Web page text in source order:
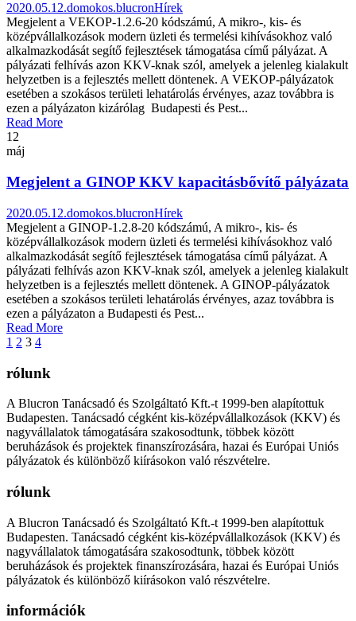
2020.05.12.domokos.blucronHírek
Megjelent a VEKOP-1.2.6-20 kódszámú, A mikro-, kis- és
középvállalkozások modern üzleti és termelési kihívásokhoz való
alkalmazkodását segítő fejlesztések támogatása című pályázat. A
pályázati felhívás azon KKV-knak szól, amelyek a jelenleg kialakult
helyzetben is a fejlesztés mellett döntenek. A VEKOP-pályázatok
esetében a szokásos területi lehatárolás érvényes, azaz továbbra is
ezen a pályázaton kizárólag Budapesti és Pest...
Read More
12
máj
Megjelent a GINOP KKV kapacitásbővítő pályázata
2020.05.12.domokos.blucronHírek
Megjelent a GINOP-1.2.8-20 kódszámú, A mikro-, kis- és
középvállalkozások modern üzleti és termelési kihívásokhoz való
alkalmazkodását segítő fejlesztések támogatása című pályázat. A
pályázati felhívás azon KKV-knak szól, amelyek a jelenleg kialakult
helyzetben is a fejlesztés mellett döntenek. A GINOP-pályázatok
esetében a szokásos területi lehatárolás érvényes, azaz továbbra is
ezen a pályázaton a Budapesti és Pest...
Read More
1 2 3 4
rólunk
A Blucron Tanácsadó és Szolgáltató Kft.-t 1999-ben alapítottuk
Budapesten. Tanácsadó cégként kis-középvállalkozások (KKV) és
nagyvállalatok támogatására szakosodtunk, többek között
beruházások és projektek finanszírozására, hazai és Európai Uniós
pályázatok és különböző kiírásokon való részvételre.
rólunk
A Blucron Tanácsadó és Szolgáltató Kft.-t 1999-ben alapítottuk
Budapesten. Tanácsadó cégként kis-középvállalkozások (KKV) és
nagyvállalatok támogatására szakosodtunk, többek között
beruházások és projektek finanszírozására, hazai és Európai Uniós
pályázatok és különböző kiírásokon való részvételre.
információk